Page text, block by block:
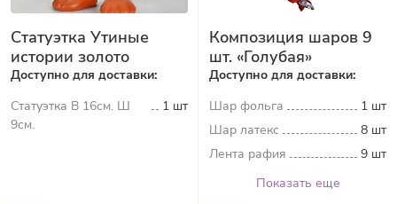
Статуэтка Утиные
истории золото
Доступно для доставки:
Статуэтка В 16см. Ш
9см.
1 шт
Композиция шаров 9
шт. «Голубая»
Доступно для доставки:
Шар фольга
1 шт
Шар латекс
8 шт
Лента рафия
9 шт
Показать еще